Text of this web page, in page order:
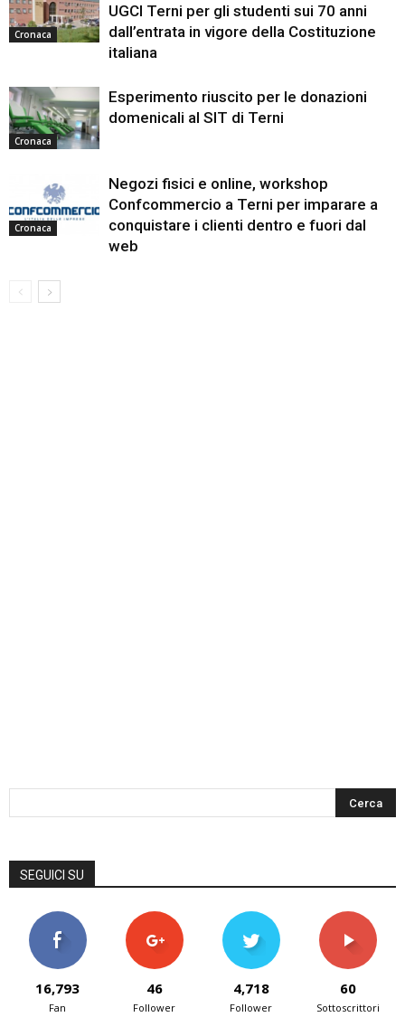
Cronaca
UGCI Terni per gli studenti sui 70 anni
dall’entrata in vigore della Costituzione
italiana
Cronaca
Esperimento riuscito per le donazioni
domenicali al SIT di Terni
Cronaca
Negozi fisici e online, workshop
Confcommercio a Terni per imparare a
conquistare i clienti dentro e fuori dal
web
SEGUICI SU
16,793
Fan
46
Follower
4,718
Follower
60
Sottoscrittori